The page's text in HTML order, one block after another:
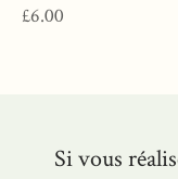
Prix
£6.00
Si vous